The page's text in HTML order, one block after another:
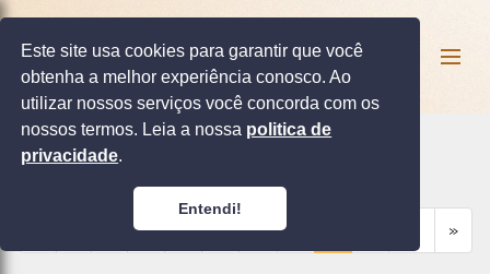
Este site usa cookies para garantir que você
obtenha a melhor experiência conosco. Ao
utilizar nossos serviços você concorda com os
nossos termos. Leia a nossa politica de
privacidade.
Entendi!
3 4 5 6 »